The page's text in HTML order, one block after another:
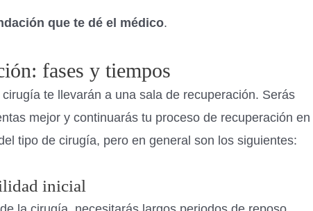
que te dé el médico.
fases y tiempos
te llevarán a una sala de recuperación. Serás
mejor y continuarás tu proceso de recuperación en
tipo de cirugía, pero en general son los siguientes:
inicial